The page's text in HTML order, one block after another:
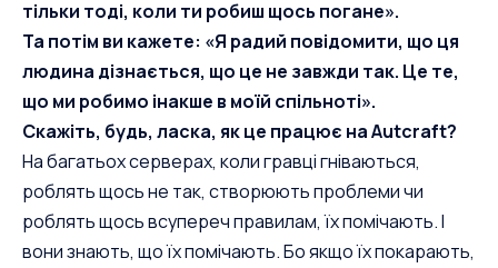
тільки тоді, коли ти робиш щось погане».
Та потім ви кажете: «Я радий повідомити, що ця
людина дізнається, що це не завжди так. Це те,
що ми робимо інакше в моїй спільноті».
Скажіть, будь, ласка, як це працює на Autcraft?
На багатьох серверах, коли гравці гніваються,
роблять щось не так, створюють проблеми чи
роблять щось всупереч правилам, їх помічають. І
вони знають, що їх помічають. Бо якщо їх покарають,